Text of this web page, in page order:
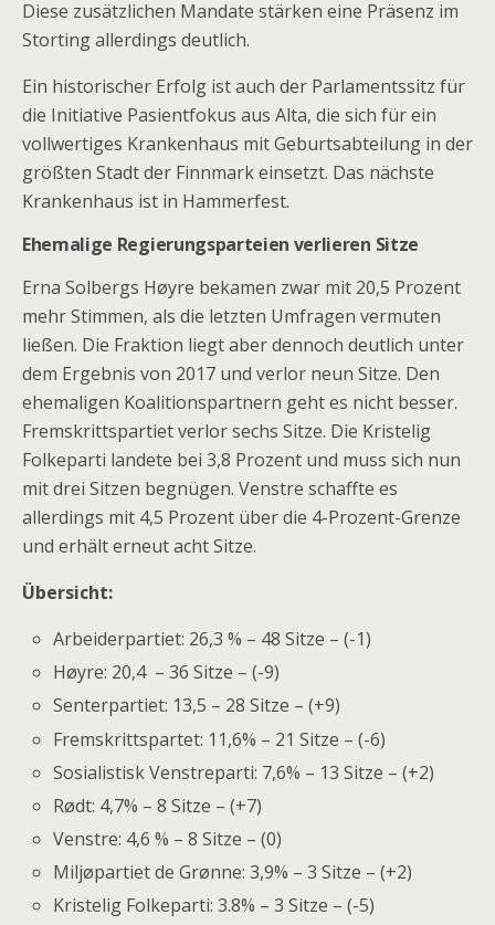
Diese zusätzlichen Mandate stärken eine Präsenz im
Storting allerdings deutlich.
Ein historischer Erfolg ist auch der Parlamentssitz für
die Initiative Pasientfokus aus Alta, die sich für ein
vollwertiges Krankenhaus mit Geburtsabteilung in der
größten Stadt der Finnmark einsetzt. Das nächste
Krankenhaus ist in Hammerfest.
Ehemalige Regierungsparteien verlieren Sitze
Erna Solbergs Høyre bekamen zwar mit 20,5 Prozent
mehr Stimmen, als die letzten Umfragen vermuten
ließen. Die Fraktion liegt aber dennoch deutlich unter
dem Ergebnis von 2017 und verlor neun Sitze. Den
ehemaligen Koalitionspartnern geht es nicht besser.
Fremskrittspartiet verlor sechs Sitze. Die Kristelig
Folkeparti landete bei 3,8 Prozent und muss sich nun
mit drei Sitzen begnügen. Venstre schaffte es
allerdings mit 4,5 Prozent über die 4-Prozent-Grenze
und erhält erneut acht Sitze.
Übersicht:
Arbeiderpartiet: 26,3 % – 48 Sitze – (-1)
Høyre: 20,4 – 36 Sitze – (-9)
Senterpartiet: 13,5 – 28 Sitze – (+9)
Fremskrittspartet: 11,6% – 21 Sitze – (-6)
Sosialistisk Venstreparti: 7,6% – 13 Sitze – (+2)
Rødt: 4,7% – 8 Sitze – (+7)
Venstre: 4,6 % – 8 Sitze – (0)
Miljøpartiet de Grønne: 3,9% – 3 Sitze – (+2)
Kristelig Folkeparti: 3.8% – 3 Sitze – (-5)